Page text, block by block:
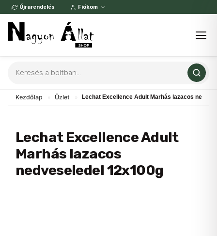
Skip
content
Újrarendelés Fiókom
search
Kezdőlap Üzlet Lechat Excellence Adult Marhás lazacos
Lechat Excellence Adult
Marhás lazacos
nedveseledel 12x100g